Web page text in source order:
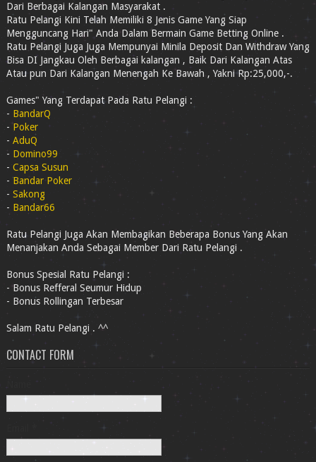
Dari Berbagai Kalangan Masyarakat .
Ratu Pelangi Kini Telah Memiliki 8 Jenis Game Yang Siap
Mengguncang Hari" Anda Dalam Bermain Game Betting Online .
Ratu Pelangi Juga Juga Mempunyai Minila Deposit Dan Withdraw Yang
Bisa DI Jangkau Oleh Berbagai kalangan , Baik Dari Kalangan Atas
Atau pun Dari Kalangan Menengah Ke Bawah , Yakni Rp:25,000,-.
Games" Yang Terdapat Pada Ratu Pelangi :
- BandarQ
-Poker
- AduQ
- Domino99
- Capsa Susun
- Bandar Poker
- Sakong
- Bandar66
Ratu Pelangi Juga Akan Membagikan Beberapa Bonus Yang Akan
Menanjakan Anda Sebagai Member Dari Ratu Pelangi .
Bonus Spesial Ratu Pelangi :
- Bonus Refferal Seumur Hidup
- Bonus Rollingan Terbesar
Salam Ratu Pelangi . ^^
CONTACT FORM
Name